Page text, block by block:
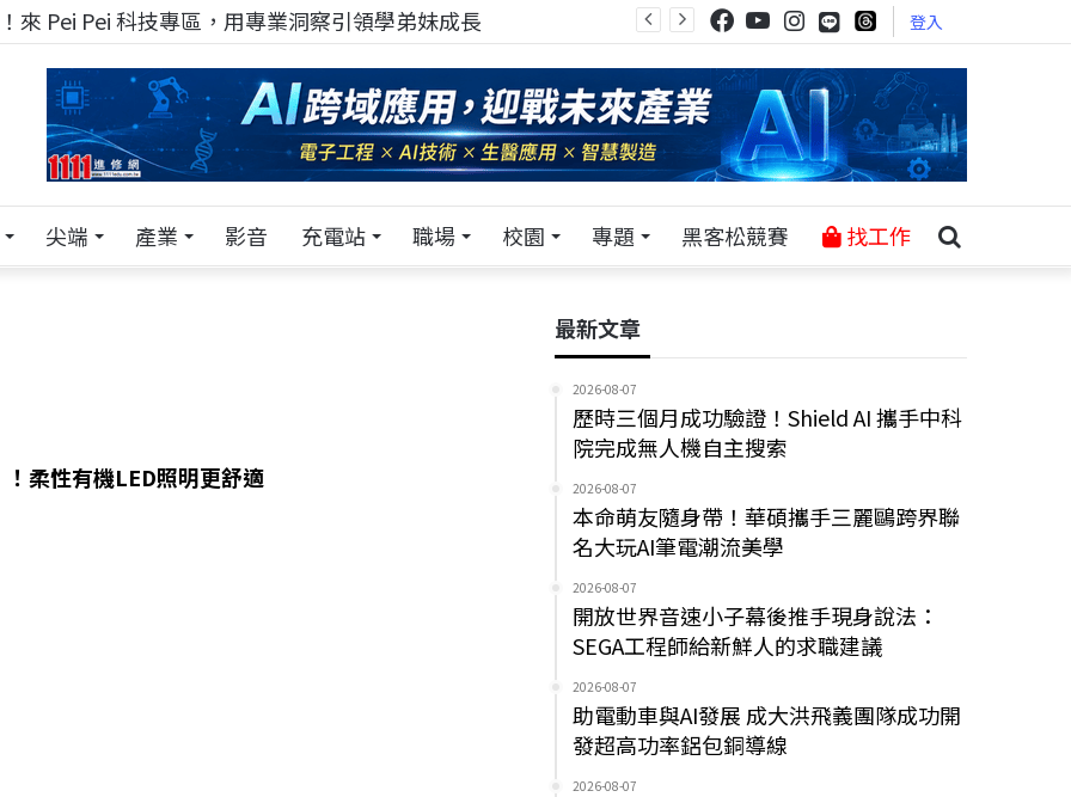
來 Pei Pei 科技專區，用專業洞察引領學弟妹成長 登入
尖端 產業 影音 充電站 職場 校園 專題 黑客松競賽 找工作
柔性有機LED照明更舒適
最新文章
2026-08-07
歷時三個月成功驗證！Shield AI 攜手中科
院完成無人機自主搜索
2026-08-07
本命萌友隨身帶！華碩攜手三麗鷗跨界聯
名大玩AI筆電潮流美學
2026-08-07
開放世界音速小子幕後推手現身說法：
SEGA工程師給新鮮人的求職建議
2026-08-07
助電動車與AI發展 成大洪飛義團隊成功開
發超高功率鋁包銅導線
2026-08-07